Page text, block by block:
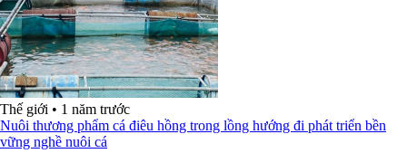
Thế giới • 1 năm trước
Nuôi thương phẩm cá điêu hồng trong lồng hướng đi phát triển bền
vững nghề nuôi cá